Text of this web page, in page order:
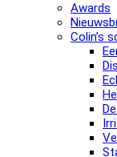
Awards
Colin’s